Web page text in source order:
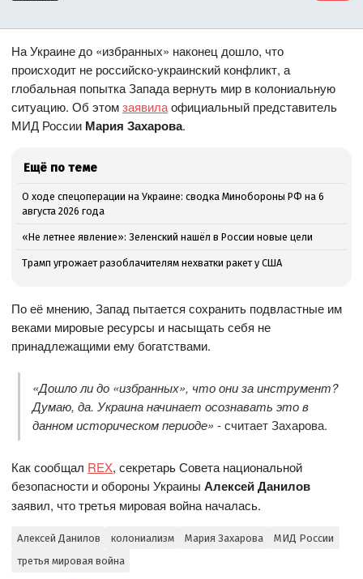
На Украине до «избранных» наконец дошло, что
происходит не российско-украинский конфликт, а
глобальная попытка Запада вернуть мир в колониальную
ситуацию. Об этомзаявилаофициальный представитель
МИД России Мария Захарова.
Ещё по теме
О ходе спецоперации на Украине: сводка Минобороны РФ на 6
августа 2026 года
«Не летнее явление»: Зеленский нашёл в России новые цели
Трамп угрожает разоблачителям нехватки ракет у США
По её мнению, Запад пытается сохранить подвластные им
веками мировые ресурсы и насыщать себя не
принадлежащими ему богатствами.
«Дошло ли до «избранных», что они за инструмент?
Думаю, да. Украина начинает осознавать это в
данном историческом периоде» - считает Захарова.
Как сообщал REX, секретарь Совета национальной
безопасности и обороны УкраиныАлексей Данилов
заявил, что третья мировая война началась.
Алексей Данилов колониализм Мария Захарова
МИД России
третья мировая война